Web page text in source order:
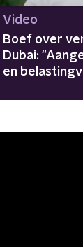
Video
Boef over
Dubai:
en